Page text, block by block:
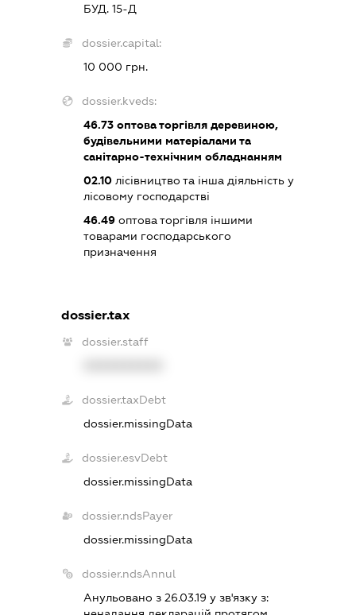
БУД. 15-Д
dossier.capital:
10 000 грн.
dossier.kveds:
46.73 оптова торгівля деревиною,
будівельними матеріалами та
санітарно-технічним обладнанням
02.10 лісівництво та інша діяльність у
лісовому господарстві
46.49 оптова торгівля іншими
товарами господарського
призначення
dossier.tax
dossier.staff
dossier.taxDebt
dossier.missingData
dossier.esvDebt
dossier.missingData
dossier.ndsPayer
dossier.missingData
dossier.ndsAnnul
Анульовано з 26.03.19 у зв'язку з: